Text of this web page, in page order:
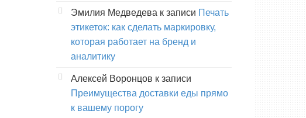
Эмилия Медведева к записи Печать
этикеток: как сделать маркировку,
которая работает на бренд и
аналитику
Алексей Воронцов к записи
Преимущества доставки еды прямо
к вашему порогу